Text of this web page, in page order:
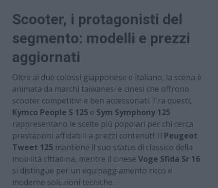
Scooter, i protagonisti del
segmento: modelli e prezzi
aggiornati
Oltre ai due colossi giapponese e italiano, la scena è
animata da marchi taiwanesi e cinesi che offrono
scooter competitivi e ben accessoriati. Tra questi,
Kymco People S 125 e Sym Symphony 125
rappresentano le scelte più popolari per chi cerca
prestazioni affidabili a prezzi contenuti. Il Peugeot
Tweet 125 mantiene il suo status di classico della
mobilità cittadina, mentre il cinese Voge Sfida Sr 16
si distingue per un equipaggiamento ricco e
moderne soluzioni tecniche.